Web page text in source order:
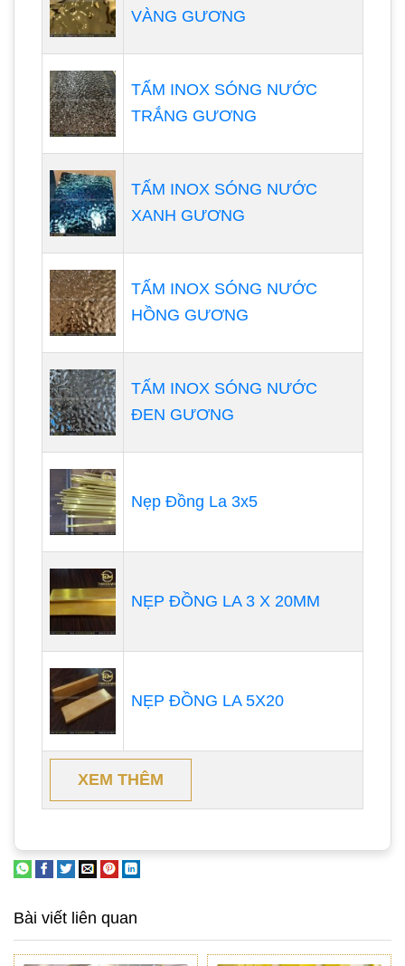
VÀNG GƯƠNG
TẤM INOX SÓNG NƯỚC
TRẮNG GƯƠNG
TẤM INOX SÓNG NƯỚC
XANH GƯƠNG
TẤM INOX SÓNG NƯỚC
HỒNG GƯƠNG
TẤM INOX SÓNG NƯỚC
ĐEN GƯƠNG
Nẹp Đồng La 3x5
NẸP ĐỒNG LA 3 X 20MM
NẸP ĐỒNG LA 5X20
XEM THÊM
Bài viết liên quan